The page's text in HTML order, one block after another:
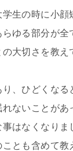
生の時に小顔
ゆる部分が全
大切さを教え
、ひどくなる
ないことがあ
はなくなりま
とも含めて教